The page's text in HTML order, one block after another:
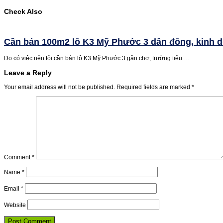
Check Also
Cần bán 100m2 lô K3 Mỹ Phước 3 dân đông, kinh
Do có việc nên tôi cần bán lô K3 Mỹ Phước 3 gần chợ, trường tiểu …
Leave a Reply
Your email address will not be published. Required fields are marked *
Comment*
Name *
Email *
Website